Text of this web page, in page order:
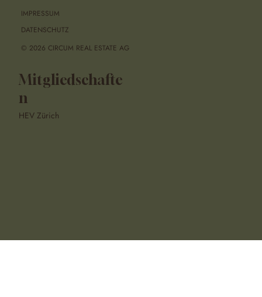
Mitgliedschafte
n
HEV Zürich
IMPRESSUM
DATENSCHUTZ
© 2026 CIRCUM REAL ESTATE AG